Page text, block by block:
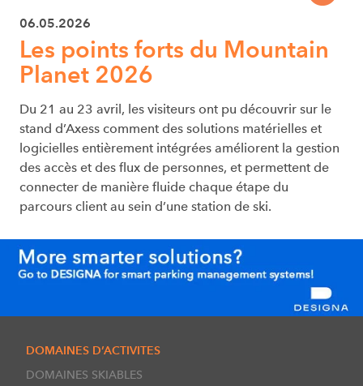
06.05.2026
Les points forts du Mountain
Planet 2026
Du 21 au 23 avril, les visiteurs ont pu découvrir sur le
stand d’Axess comment des solutions matérielles et
logicielles entièrement intégrées améliorent la gestion
des accès et des flux de personnes, et permettent de
connecter de manière fluide chaque étape du
parcours client au sein d’une station de ski.
DOMAINES D’ACTIVITES
DOMAINES SKIABLES